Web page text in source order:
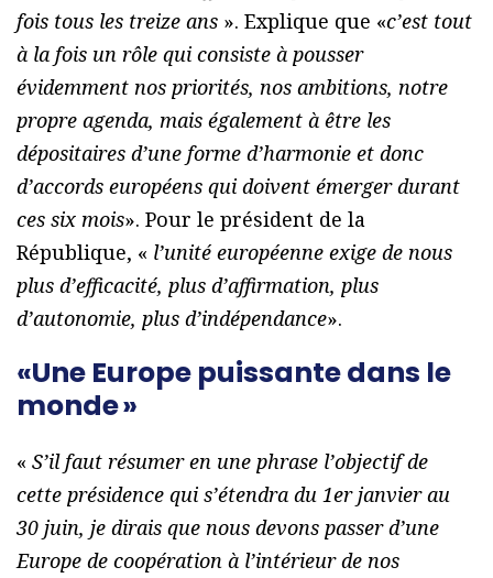
fois tous les treize ans ». Explique que «c’est tout
à la fois un rôle qui consiste à pousser
évidemment nos priorités, nos ambitions, notre
propre agenda, mais également à être les
dépositaires d’une forme d’harmonie et donc
d’accords européens qui doivent émerger durant
ces six mois». Pour le président de la
République, « l’unité européenne exige de nous
plus d’efficacité, plus d’affirmation, plus
d’autonomie, plus d’indépendance».
«Une Europe puissante dans le
monde »
« S’il faut résumer en une phrase l’objectif de
cette présidence qui s’étendra du 1er janvier au
30 juin, je dirais que nous devons passer d’une
Europe de coopération à l’intérieur de nos